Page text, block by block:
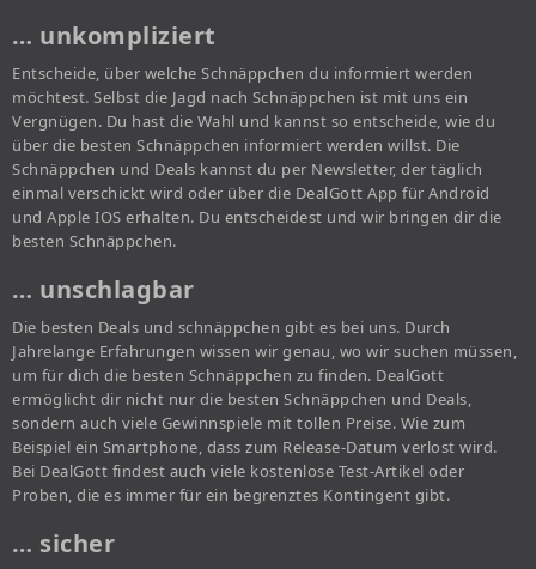
… unkompliziert
Entscheide, über welche Schnäppchen du informiert werden
möchtest. Selbst die Jagd nach Schnäppchen ist mit uns ein
Vergnügen. Du hast die Wahl und kannst so entscheide, wie du
über die besten Schnäppchen informiert werden willst. Die
Schnäppchen und Deals kannst du per Newsletter, der täglich
einmal verschickt wird oder über die DealGott App für Android
und Apple IOS erhalten. Du entscheidest und wir bringen dir die
besten Schnäppchen.
… unschlagbar
Die besten Deals und schnäppchen gibt es bei uns. Durch
Jahrelange Erfahrungen wissen wir genau, wo wir suchen müssen,
um für dich die besten Schnäppchen zu finden. DealGott
ermöglicht dir nicht nur die besten Schnäppchen und Deals,
sondern auch viele Gewinnspiele mit tollen Preise. Wie zum
Beispiel ein Smartphone, dass zum Release-Datum verlost wird.
Bei DealGott findest auch viele kostenlose Test-Artikel oder
Proben, die es immer für ein begrenztes Kontingent gibt.
… sicher